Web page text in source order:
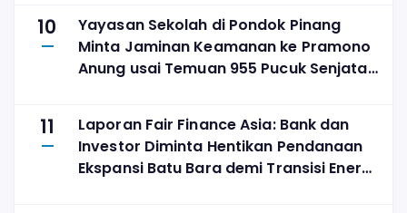
10
Yayasan Sekolah di Pondok Pinang
Minta Jaminan Keamanan ke Pramono
Anung usai Temuan 955 Pucuk Senjata
11
Laporan Fair Finance Asia: Bank dan
Investor Diminta Hentikan Pendanaan
Ekspansi Batu Bara demi Transisi Energi